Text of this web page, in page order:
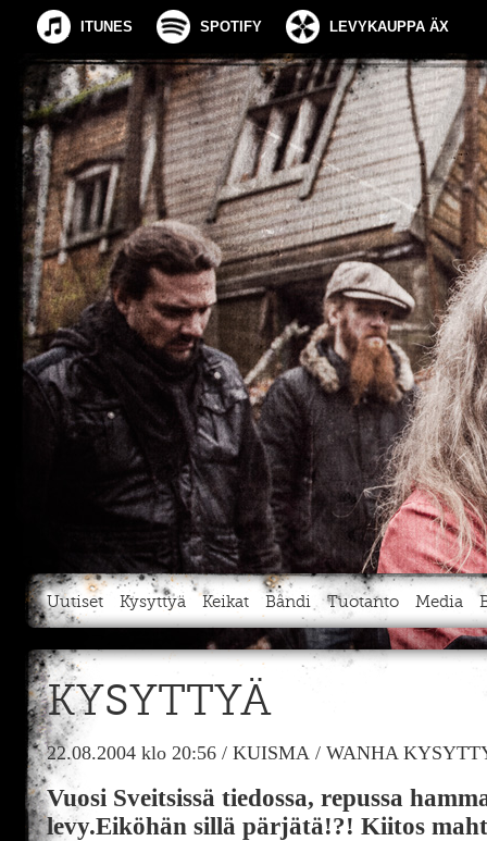
ITUNES SPOTIFY LEVYKAUPPA ÄX
Uutiset Kysyttyä Keikat Bändi Tuotanto Media
KYSYTTYÄ
22.08.2004 klo 20:56 / KUISMA / WANHA
Vuosi Sveitsissä tiedossa, repussa
levy.Eiköhän sillä pärjätä!?! Kiitos